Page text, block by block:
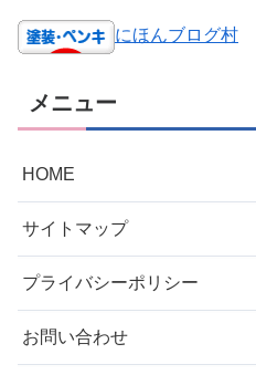
にほんブログ村
メニュー
HOME
サイトマップ
プライバシーポリシー
お問い合わせ